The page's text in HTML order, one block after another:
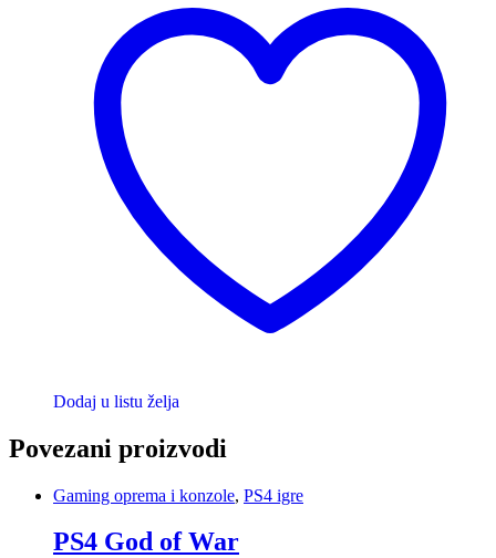
Dodaj u listu želja
Povezani proizvodi
Gaming oprema i konzole, PS4 igre
PS4 God of War